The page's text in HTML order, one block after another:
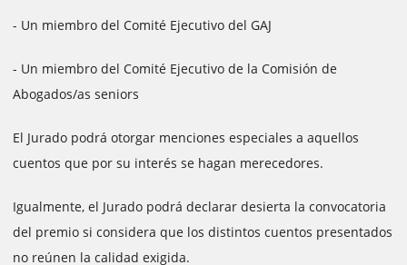
- Un miembro del Comité Ejecutivo del GAJ
- Un miembro del Comité Ejecutivo de la Comisión de
Abogados/as seniors
El Jurado podrá otorgar menciones especiales a aquellos
cuentos que por su interés se hagan merecedores.
Igualmente, el Jurado podrá declarar desierta la convocatoria
del premio si considera que los distintos cuentos presentados
no reúnen la calidad exigida.